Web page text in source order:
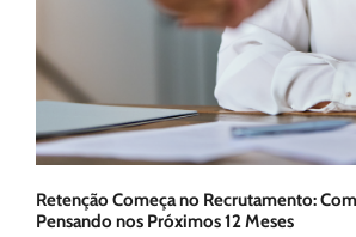
Retenção Começa no Recrutamento:
Pensando nos Próximos 12 Meses